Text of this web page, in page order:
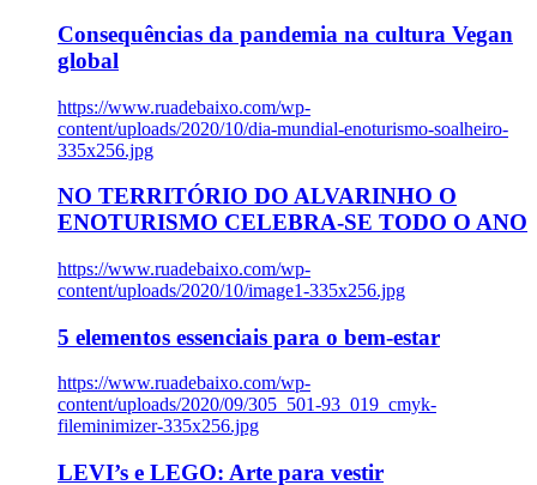
Consequências da pandemia na cultura Vegan
global
https://www.ruadebaixo.com/wp-
content/uploads/2020/10/dia-mundial-enoturismo-soalheiro-
335x256.jpg
NO TERRITÓRIO DO ALVARINHO O
ENOTURISMO CELEBRA-SE TODO O ANO
https://www.ruadebaixo.com/wp-
content/uploads/2020/10/image1-335x256.jpg
5 elementos essenciais para o bem-estar
https://www.ruadebaixo.com/wp-
content/uploads/2020/09/305_501-93_019_cmyk-
fileminimizer-335x256.jpg
LEVI’s e LEGO: Arte para vestir